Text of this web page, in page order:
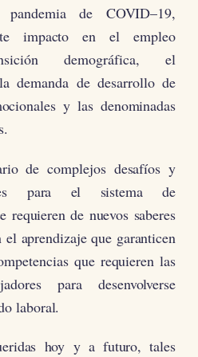
de COVID–19,
impacto en el empleo
demográfica, el
demanda de desarrollo de
y las denominadas
de complejos desafíos y
para el sistema de
requieren de nuevos saberes
el aprendizaje que garanticen
que requieren las
para desenvolverse
laboral.
hoy y a futuro, tales